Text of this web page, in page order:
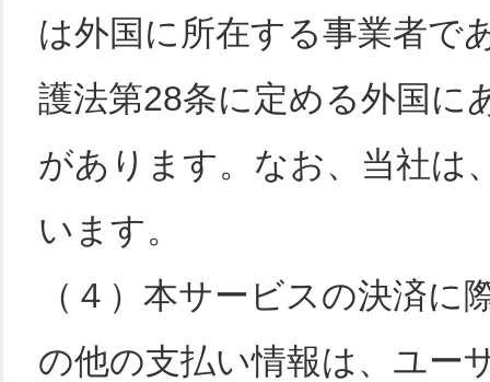
は外国に所在する事業者で
護法第28条に定める外国に
があります。なお、当社は
います。
（４）本サービスの決済
の他の支払い情報は、ユー